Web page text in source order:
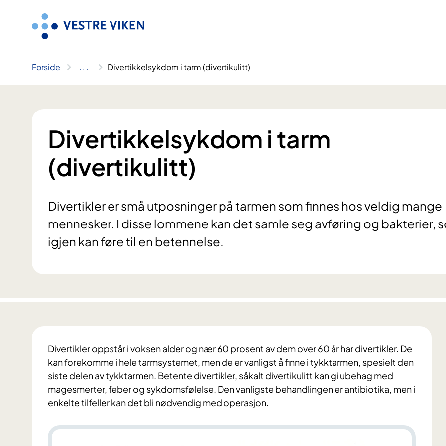
Forside .. . Divertikkelsykdom i tarm (divertikulitt)
Divertikkelsykdom i tarm
(divertikulitt)
Divertikler er små utposninger på tarmen som finnes hos veldig mange
mennesker. I disse lommene kan det samle seg avføring og bakterier,
igjen kan føre til en betennelse.
Divertikler oppstår i voksen alder og nær 60 prosent av dem over 60 år har divertikler. De
kan forekomme i hele tarmsystemet, men de er vanligst å finne i tykktarmen, spesielt den
siste delen av tykktarmen. Betente divertikler, såkalt divertikulitt kan gi ubehag med
magesmerter, feber og sykdomsfølelse. Den vanligste behandlingen er antibiotika, men i
enkelte tilfeller kan det bli nødvendig med operasjon.